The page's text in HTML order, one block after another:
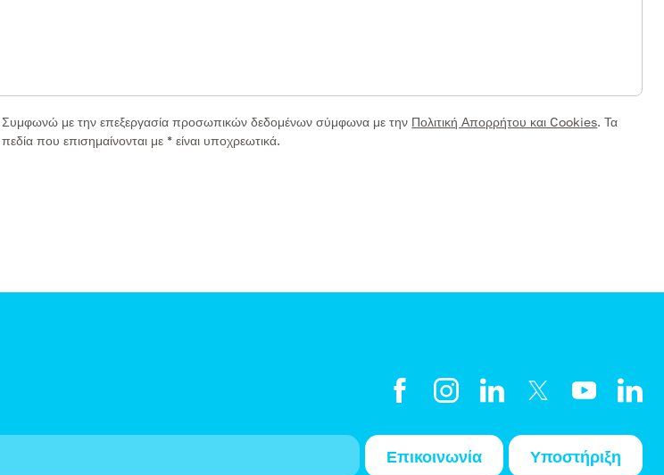
Συμφωνώ με την επεξεργασία προσωπικών δεδομένων σύμφωνα με την Πολιτική Απορρήτου και Cookies.Τα
πεδία που επισημαίνονται με * είναι υποχρεωτικά.
Επικοινωνία Υποστήριξη